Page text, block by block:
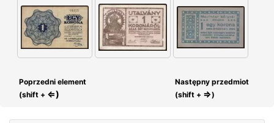
Poprzedni element
(shift + ⇐)
Następny przedmiot
(shift + ⇒)